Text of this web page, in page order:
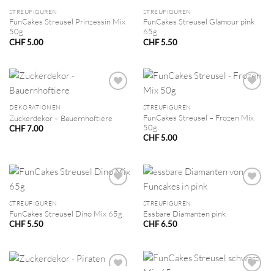
STREUFIGUREN
FunCakes Streusel Prinzessin Mix
50g
CHF5.00
STREUFIGUREN
FunCakes Streusel Glamour pink
65g
CHF5.50
DEKORATIONEN
Zuckerdekor – Bauernhoftiere
CHF7.00
STREUFIGUREN
FunCakes Streusel – Frozen Mix
50g
CHF5.00
STREUFIGUREN
FunCakes Streusel Dino Mix 65g
CHF5.50
STREUFIGUREN
Essbare Diamanten pink
CHF6.50